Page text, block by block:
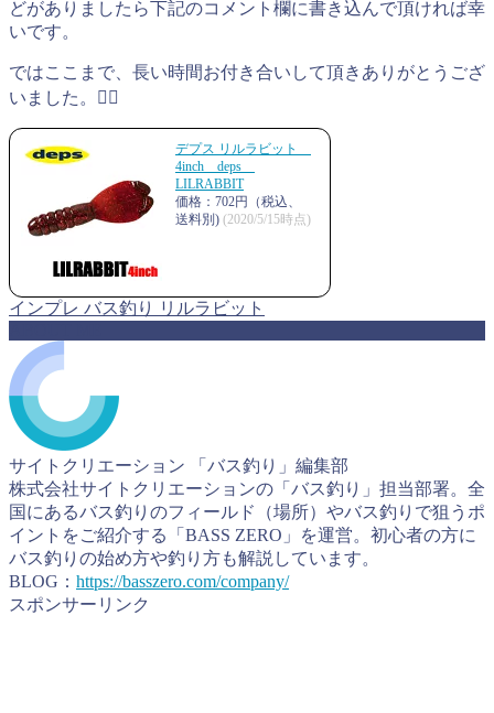
どがありましたら下記のコメント欄に書き込んで頂ければ幸
いです。
ではここまで、長い時間お付き合いして頂きありがとうござ
いました。🙇‍♂️
デプス リルラビット
4inch deps
LILRABBIT
価格：702円（税込、
送料別) (2020/5/15時点)
インプレ バス釣り
リルラビット
サイトクリエーション 「バス釣り」編集部
株式会社サイトクリエーションの「バス釣り」担当部署。全
国にあるバス釣りのフィールド（場所）やバス釣りで狙うポ
イントをご紹介する「BASS ZERO」を運営。初心者の方に
バス釣りの始め方や釣り方も解説しています。
BLOG： https://basszero.com/company/
スポンサーリンク